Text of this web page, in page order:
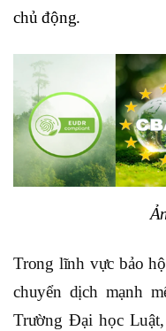
chủ động.
Trong lĩnh vực bảo
chuyển dịch mạnh
Trường Đại học